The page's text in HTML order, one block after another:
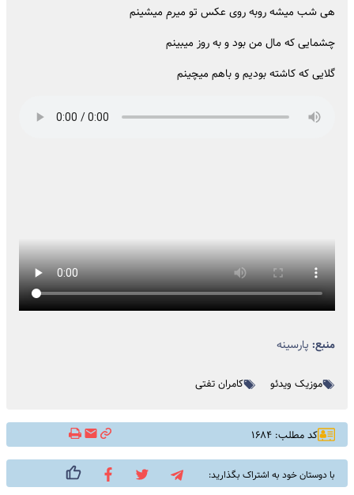
هی شب میشه روبه روی عکس تو میرم میشینم
چشمایی که مال من بود و به روز میبینم
گلایی که کاشته بودیم و باهم میچینم
منبع: پارسینه
موزیک ویدئو کامران تفتی
کد مطلب: ۱۶۸۴
با دوستان خود به اشتراک بگذارید: